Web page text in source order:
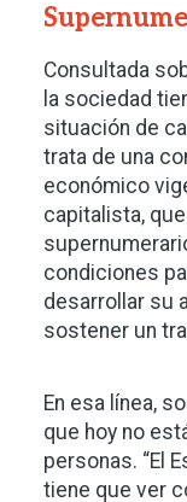
Consultada
la sociedad
situación de
trata de una
económico
capitalista,
condiciones
desarrollar su
sostener un
En esa línea,
que hoy no
personas. “El
tiene que ver